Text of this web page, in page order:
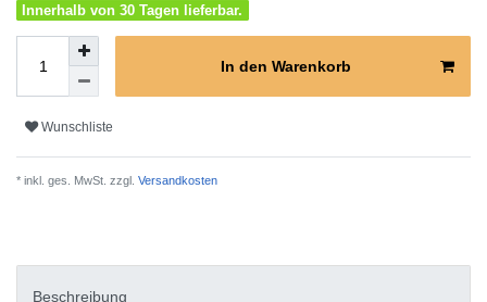
Innerhalb von 30 Tagen lieferbar.
In den Warenkorb
Wunschliste
* inkl. ges. MwSt. zzgl. Versandkosten
Beschreibung